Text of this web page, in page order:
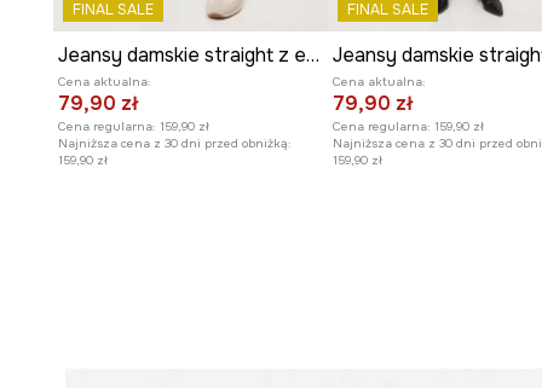
Efekt spranianadaje jeansom modny, lekko
wpisując się w aktualne trendy.
FINAL SALE
Jeansy damskie straight z efektem sprania
Cena aktualna:
79,90 zł
Cena regularna: 159,90 zł
Najniższa cena z 30 dni przed obniżką:
159,90 zł
FINAL SALE
Cena aktualna:
79,90 zł
Cena regularna: 159,90 zł
Najniższa cena z 30 dni przed
159,90 zł